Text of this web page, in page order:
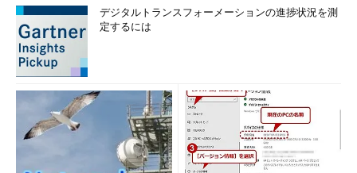
デジタルトランスフォーメーションの進捗状況を測
定するには